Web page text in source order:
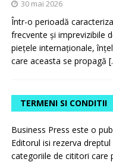
30 mai 2026
Într-o perioadă
frecvente și imprevizibile
piețele internaționale,
care aceasta se propagă
TERMENI SI CONDITII
Business Press este o
Editorul isi rezerva
categoriile de cititori care